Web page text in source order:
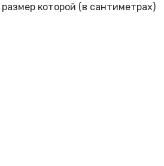
которой (в сантиметрах)